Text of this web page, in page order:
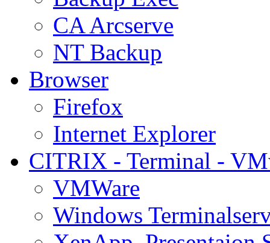
CA Arcserve
NT Backup
Browser
Firefox
Internet Explorer
CITRIX - Terminal -
VMWare
Windows